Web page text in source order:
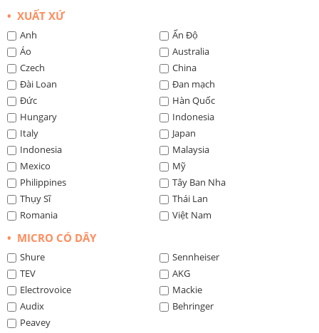
• XUẤT XỨ
Anh
Ấn Độ
Áo
Australia
Czech
China
Đài Loan
Đan mạch
Đức
Hàn Quốc
Hungary
Indonesia
Italy
Japan
Indonesia
Malaysia
Mexico
Mỹ
Philippines
Tây Ban Nha
Thụy Sĩ
Thái Lan
Romania
Việt Nam
• MICRO CÓ DÂY
Shure
Sennheiser
TEV
AKG
Electrovoice
Mackie
Audix
Behringer
Peavey